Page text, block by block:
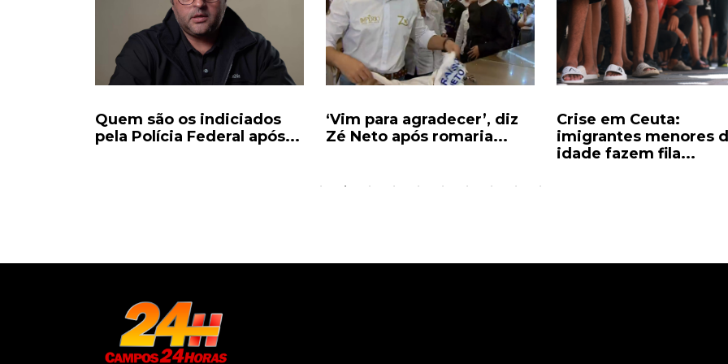
Quem são os indiciados
pela Polícia Federal após...
‘Vim para agradecer’, diz
Zé Neto após romaria...
Crise em Ceuta:
imigrantes menores
idade fazem fila...